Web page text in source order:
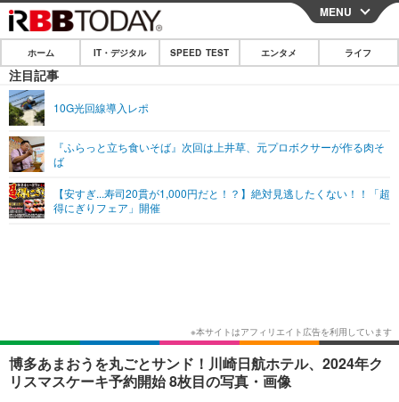
CLOSE
ホーム
IT・デジタル
ショッピング その他
SPEED TEST
エンタメ
エンタメTOP
ショッピング その他
ライフ
MENU
ホーム IT・デジタル SPEED TEST エンタメ ライフ
注目記事
10G光回線導入レポ
『ふらっと立ち食いそば』次回は上井草、元プロボクサーが作る肉そ
ば
【安すぎ...寿司20貫が1,000円だと！？】絶対見逃したくない！！「超
得にぎりフェア」開催
博多あまおうを丸ごとサンド！川崎日航ホテル、2024年ク
リスマスケーキ予約開始 8枚目の写真・画像